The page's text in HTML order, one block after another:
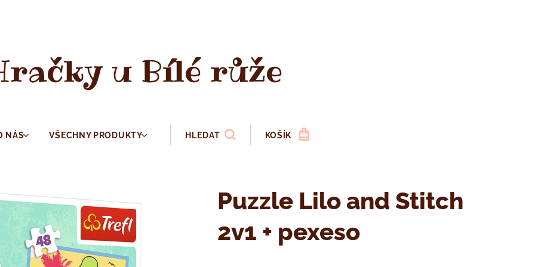
u Bílé růže
NÁS VŠECHNY PRODUKTY HLEDAT KOŠÍK
Puzzle Lilo and Stitch
2v1 + pexeso